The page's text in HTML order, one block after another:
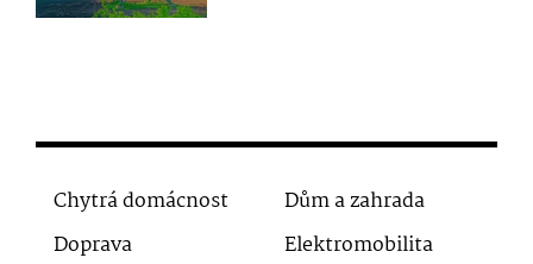
Chytrá domácnost
Dům a zahrada
Doprava
Elektromobilita